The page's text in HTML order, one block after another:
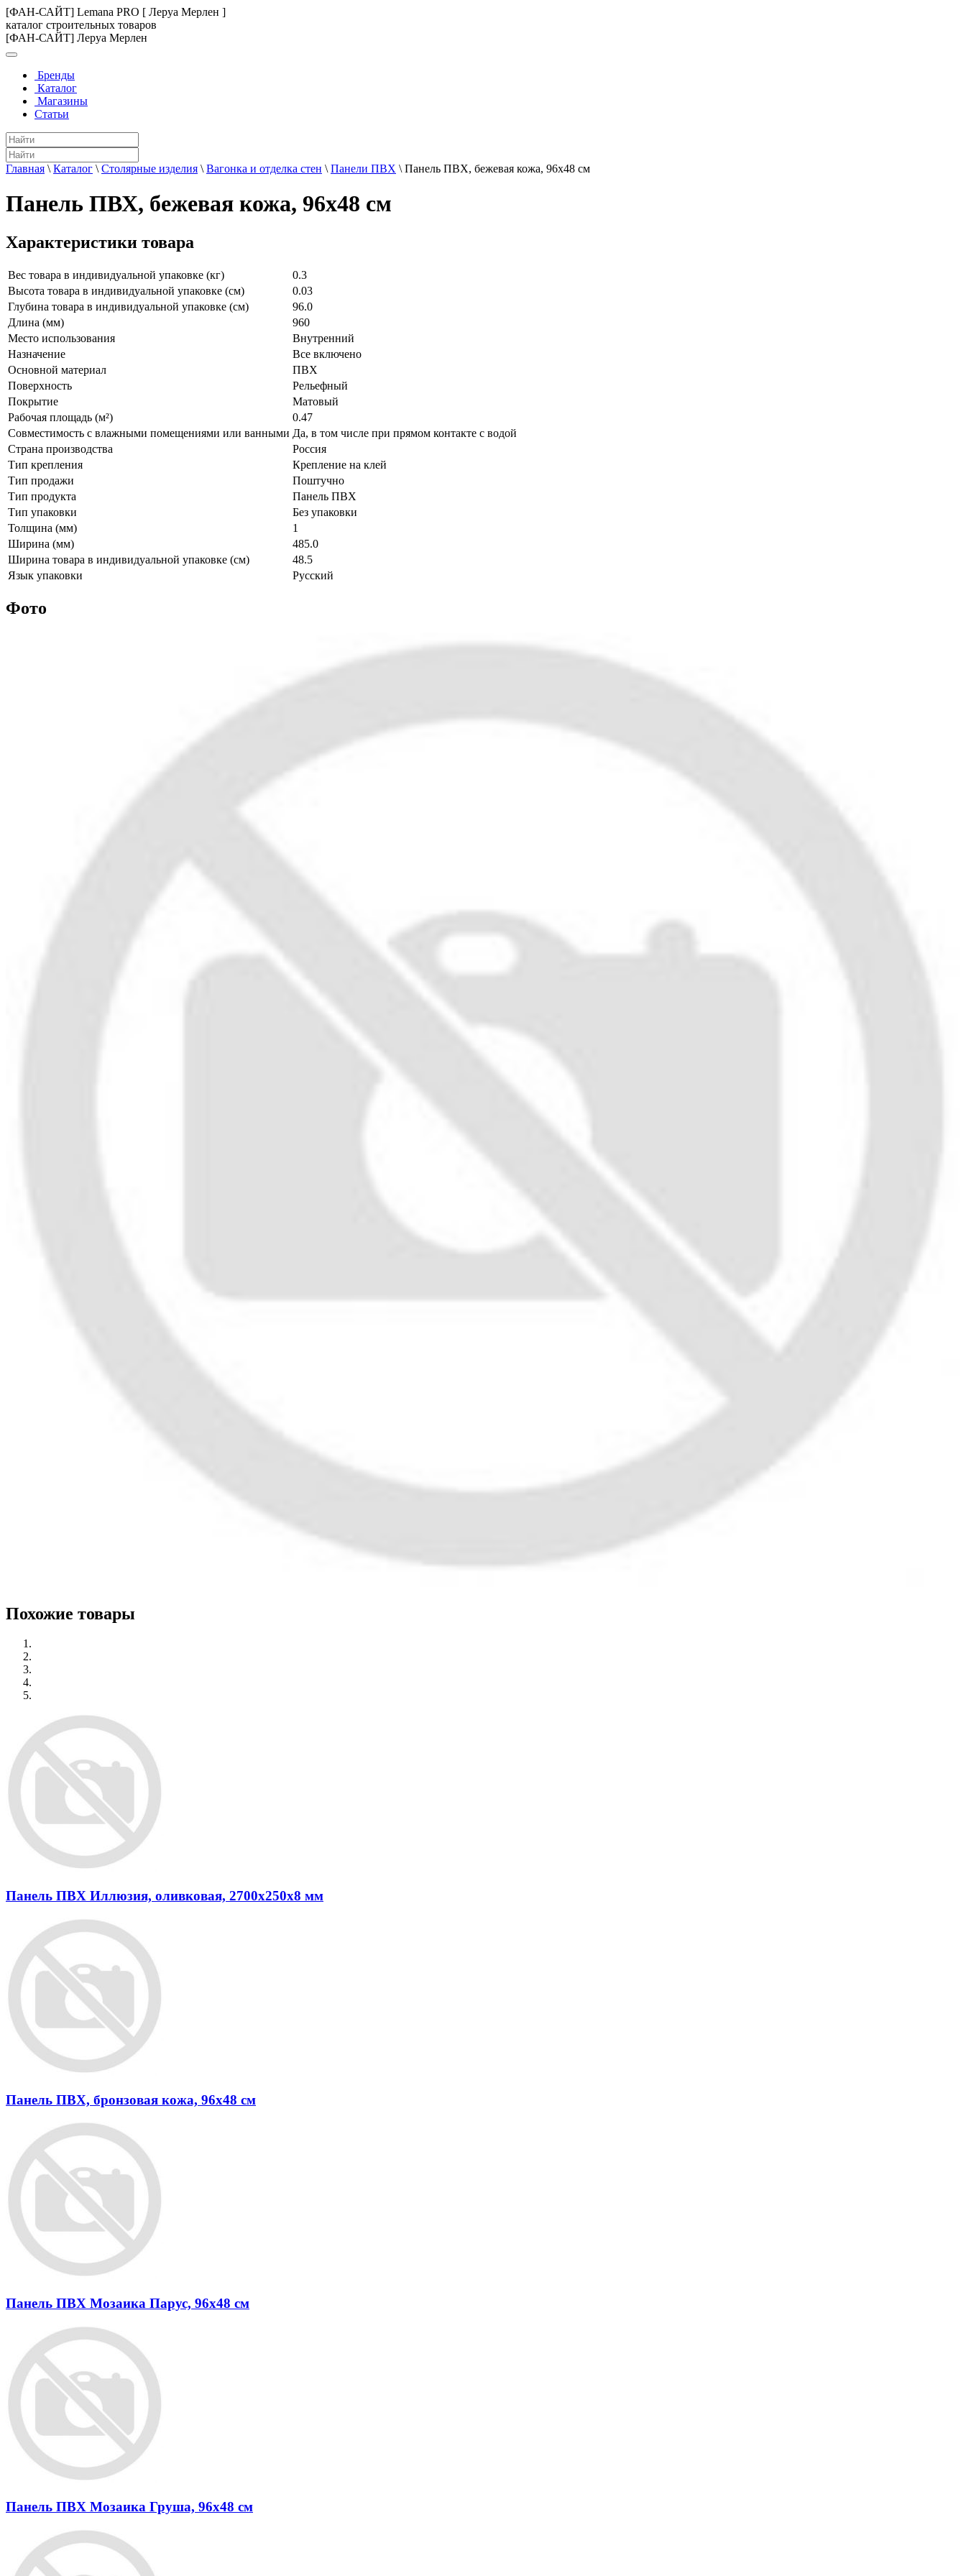
[ФАН-САЙТ] Lemana PRO [ Леруа Мерлен ]
каталог строительных товаров
[ФАН-САЙТ] Леруа Мерлен
Бренды
Каталог
Магазины
Статьи
Главная \ Каталог \ Столярные изделия \ Вагонка и отделка стен \ Панели ПВХ \ Панель ПВХ, бежевая кожа, 96х48 см
Панель ПВХ, бежевая кожа, 96х48 см
Характеристики товара
Вес товара в индивидуальной упаковке (кг)
0.3
Высота товара в индивидуальной упаковке (см)
0.03
Глубина товара в индивидуальной упаковке (см)
96.0
Длина (мм)
960
Место использования
Внутренний
Назначение
Все включено
Основной материал
ПВХ
Поверхность
Рельефный
Покрытие
Матовый
Рабочая площадь (м²)
0.47
Совместимость с влажными помещениями или ванными Да, в том числе при прямом контакте с водой
Страна производства
Россия
Тип крепления
Крепление на клей
Тип продажи
Поштучно
Тип продукта
Панель ПВХ
Тип упаковки
Без упаковки
Толщина (мм)
1
Ширина (мм)
485.0
Ширина товара в индивидуальной упаковке (см)
48.5
Язык упаковки
Русский
Фото
Похожие товары
Панель ПВХ Иллюзия, оливковая, 2700х250х8 мм
Панель ПВХ, бронзовая кожа, 96х48 см
Панель ПВХ Мозаика Парус, 96х48 см
Панель ПВХ Мозаика Груша, 96х48 см